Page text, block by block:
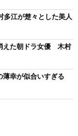
多江が楚々とした美人
えた朝ドラ女優 木村
薄幸が似合いすぎる